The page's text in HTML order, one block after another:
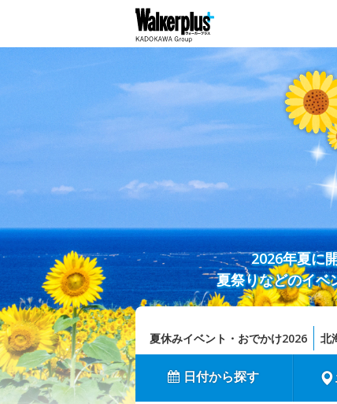
2026年夏に
夏祭りなどのイベ
夏休みイベント・おでかけ2026 北
日付から探す